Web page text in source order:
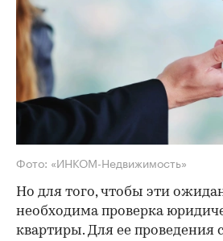
Фото: «ИНКОМ-Недвижимость»
Но для того, чтобы эти
необходима проверка
квартиры. Для ее проведения